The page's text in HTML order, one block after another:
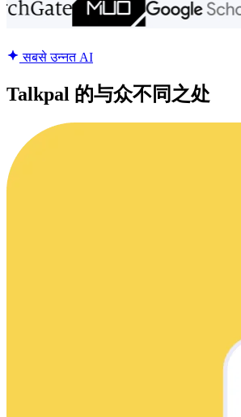
सबसे उन्नत AI
Talkpal 的与众不同之处